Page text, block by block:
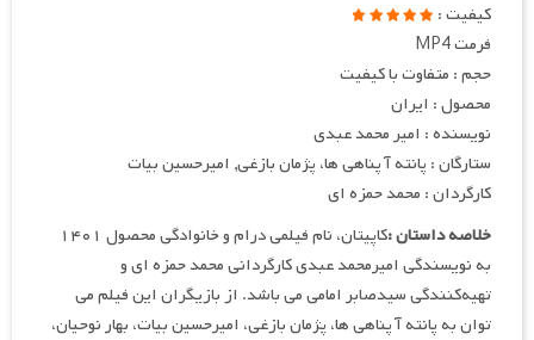
کیفیت :
فرمت MP4
حجم : متفاوت با کیفیت
محصول : ایران
نویسنده : امیر محمد عبدی
ستارگان : پانته آ پناهی ها، پژمان بازغی, امیرحسین بیات
کارگردان : محمد حمزه ای
خلاصه داستان :
کاپیتان، نام فیلمی درام و خانوادگی محصول ۱۴۰۱
به نویسندگی امیرمحمد عبدی کارگردانی محمد حمزه ای و
تهیه‌کنندگی سیدصابر امامی می باشد. از بازیگران این فیلم می
توان به پانته آ پناهی ها، پژمان بازغی، امیرحسین بیات، بهار نوحیان،